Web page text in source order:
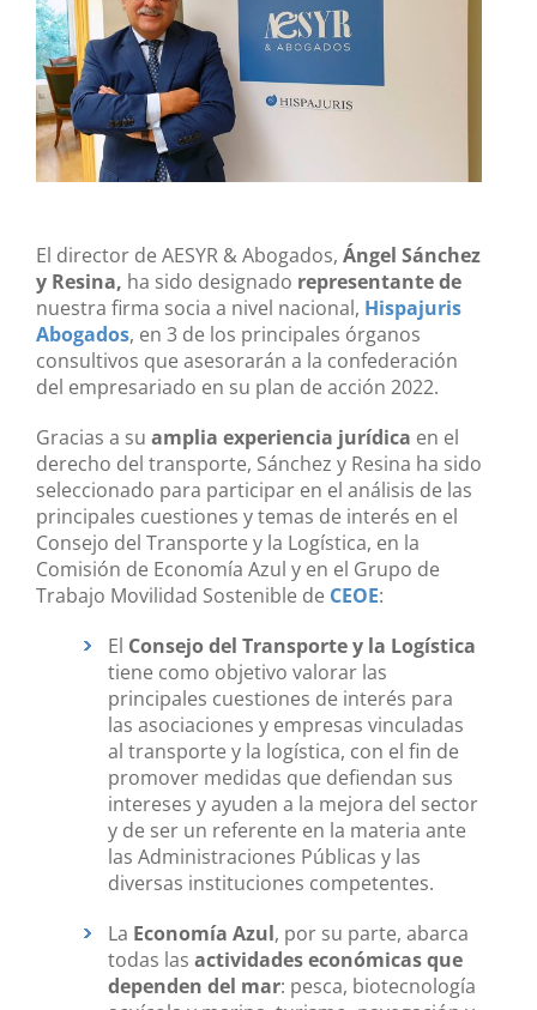
El director de AESYR & Abogados, Ángel Sánchez
y Resina, ha sido designado representante de
nuestra firma socia a nivel nacional, Hispajuris
Abogados, en 3 de los principales órganos
consultivos que asesorarán a la confederación
del empresariado en su plan de acción 2022.
Gracias a su amplia experiencia jurídica en el
derecho del transporte, Sánchez y Resina ha sido
seleccionado para participar en el análisis de las
principales cuestiones y temas de interés en el
Consejo del Transporte y la Logística, en la
Comisión de Economía Azul y en el Grupo de
Trabajo Movilidad Sostenible de CEOE:
El Consejo del Transporte y la Logística
tiene como objetivo valorar las
principales cuestiones de interés para
las asociaciones y empresas vinculadas
al transporte y la logística, con el fin de
promover medidas que defiendan sus
intereses y ayuden a la mejora del sector
y de ser un referente en la materia ante
las Administraciones Públicas y las
diversas instituciones competentes.
La Economía Azul, por su parte, abarca
todas las actividades económicas que
dependen del mar: pesca, biotecnología